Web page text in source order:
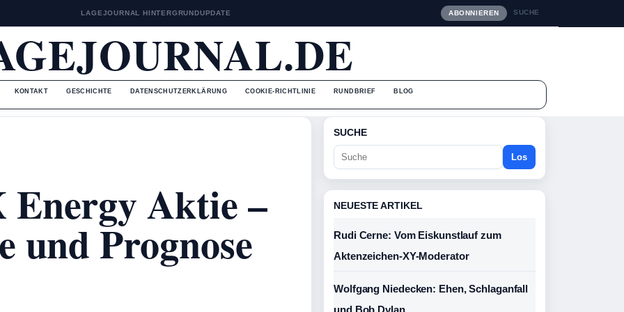
LAGEJOURNAL HINTERGRUNDUPDATE ABONNIEREN SUCHE
KONTAKT GESCHICHTE DATENSCHUTZERKLÄRUNG COOKIE-RICHTLINIE RUNDBRIEF BLOG
Energy Aktie –
und Prognose
SUCHE
Los
NEUESTE ARTIKEL
Rudi Cerne: Vom Eiskunstlauf zum
Aktenzeichen-XY-Moderator
Wolfgang Niedecken: Ehen, Schlaganfall
und Bob Dylan